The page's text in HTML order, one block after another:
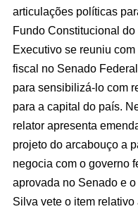
articulações políticas
Fundo Constitucional
Executivo se reuniu
fiscal no Senado
para sensibilizá-lo com
para a capital do país.
relator apresenta
projeto do arcabouço a
negocia com o governo
aprovada no Senado e
Silva vete o item relativo